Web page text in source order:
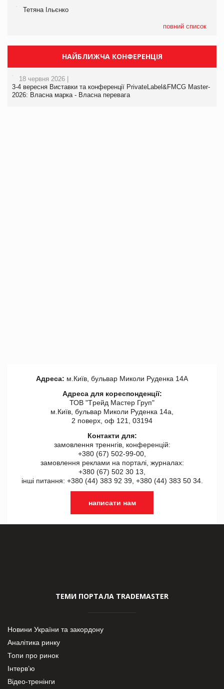
Тетяна Ільєнко
повний список
НАЙБЛИЖЧА КОНФЕРЕНЦІЯ
18 червня 2026 |
3-4 вересня Виставки та конференції PrivateLabel&FMCG Master-
2026: Власна марка - Власна перевага
Адреса: м.Київ, бульвар Миколи Руденка 14А
Адреса для кореспонденції:
ТОВ "Tрейд Мастер Груп"
м.Київ, бульвар Миколи Руденка 14а,
2 поверх, оф 121, 03194
Контакти для:
замовлення треннгів, конференцій:
+380 (67) 502-99-00,
замовлення реклами на порталі, журналах:
+380 (67) 502 30 13,
інші питання: +380 (44) 383 92 39, +380 (44) 383 50 34.
написати нам
ТЕМИ ПОРТАЛА TRADEMASTER
Новини України та закордону
Аналітика ринку
Топи про ринок
Інтерв’ю
Відео-тренінги